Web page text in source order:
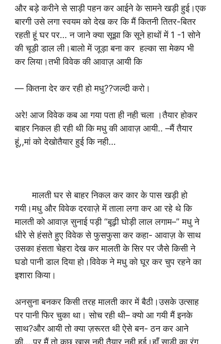
और बड़े करीने से साड़ी पहन कर आईने के सामने खड़ी हुई।एक
बारगी उसे लगा स्वयम को देख कर कि मैं कितनी तितर-बितर
रहती हूं घर पर… न जाने क्या सूझा कि सूने हाथों में 1 -1 सोने
की चूड़ी डाल ली।बालो में जूड़ा बना कर हल्का सा मेकप भी
कर लिया।तभी विवेक की आवाज़ आयी कि
— कितना देर कर रही हो मधु??जल्दी करो।
अरे! आज विवेक कब आ गया पता ही नही चला ।तैयार होकर
बाहर निकल ही रही थी कि मधु की आवाज़ आयी.. –मैं तैयार
हूं,,मां को देखोतैयार हुई कि नही…
मालती घर से बाहर निकल कर कार के पास खड़ी हो
गयी।मधु और विवेक दरवाज़े में ताला लगा कर आ रहे थे कि
मालती को आवाज़ सुनाई पड़ी “बूढ़ी घोड़ी लाल लगाम–” मधु ने
धीरे से हंसते हुए विवेक से फुसफुसा कर कहा- आवाज़ के साथ
उसका हंसता चेहरा देख कर मालती के सिर पर जैसे किसी ने
घडो पानी डाल दिया हो।विवेक ने मधु को घूर कर चुप रहने का
इशारा किया।
अनसुना बनकर किसी तरह मालती कार में बैठी।उसके उत्साह
पर पानी फिर चुका था। सोच रही थी– क्यो आ गयी मैं इनके
साथ?और आयी तो क्या ज़रूरत थी ऐसे बन- ठन कर आने
की….पर मैं तो कुछ खास नही तैयार नही हुई।हाँ साड़ी का रंग